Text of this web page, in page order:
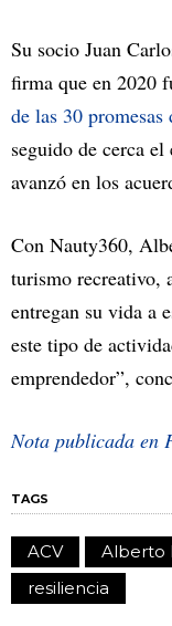
Su socio Juan
firma que en 2020
de las 30
seguido de cerca
avanzó en los
Con Nauty360,
turismo recreativo,
entregan su vida a
este tipo de
emprendedor”,
Nota publicada en
TAGS
ACV Alberto
resiliencia